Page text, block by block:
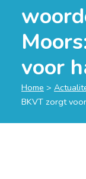
voor
Home >
BKVT zorgt